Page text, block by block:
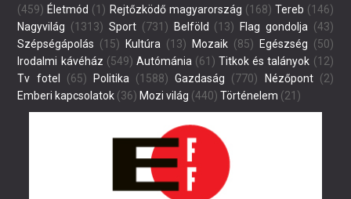
(459) Életmód (1) Rejtőzködő magyarország (168) Tereb (146)
Nagyvilág (1313) Sport(731) Belföld (13) Flag gondolja(43)
Szépségápolás (15) Kultúra (13) Mozaik(85) Egészség (50)
Irodalmi kávéház (549) Autómánia(61) Titkok és talányok (12)
Tv fotel
(65) Politika(1588) Gazdaság (770) Nézőpont(2)
Emberi kapcsolatok (36) Mozi világ (440) Történelem (21)